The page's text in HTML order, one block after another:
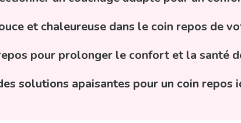
et chaleureuse dans le coin repos de
pour prolonger le confort et la santé
solutions apaisantes pour un coin repos